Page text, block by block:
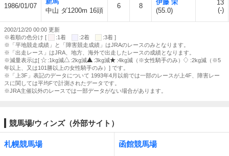
1986/01/07
中山 ダ1200m 16頭
6 8
伊藤 栄
(55.0)
13
(-)
2002/12/20 00:00 更新
※着順の色分け [
:1着 :2着
:3着 ]
※「平地競走成績」と「障害競走成績」はJRAのレースのみとなります。
※「出走レース」はJRA、地方、海外で出走したレースの成績となります。
※減量表示は[
:1kg減 :2kg減 :3kg減 :4kg減（※女性騎手のみ）
:2kg減（※5
年以上、又は101勝以上の女性騎手のみ）] です。
※「上3F」表記のデータについて 1993年4月以前では一部のレースが上4F、障害レー
スに関しては平均Fで計測されたデータです。
※JRA主催以外のレースでは一部データがない場合があります。
競馬場/ウィンズ（外部サイト）
札幌競馬場 函館競馬場